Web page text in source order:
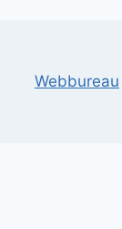
Webbureau